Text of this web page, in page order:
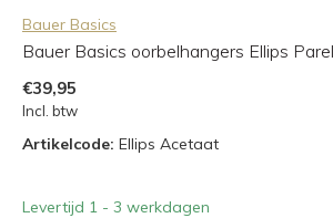
Bauer Basics
Bauer Basics oorbelhangers Ellips
€39,95
Incl. btw
Artikelcode: Ellips Acetaat
Levertijd 1 - 3 werkdagen